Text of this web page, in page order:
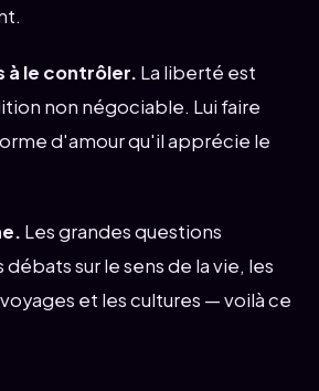
à le contrôler. La liberté est
non négociable. Lui faire
d'amour qu'il apprécie le
Les grandes questions
sur le sens de la vie, les
et les cultures — voilà ce